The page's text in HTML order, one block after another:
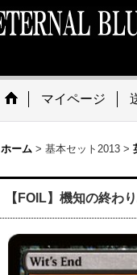
マイページ
ホーム > 基本セット2013 >
【FOIL】機知の終わ